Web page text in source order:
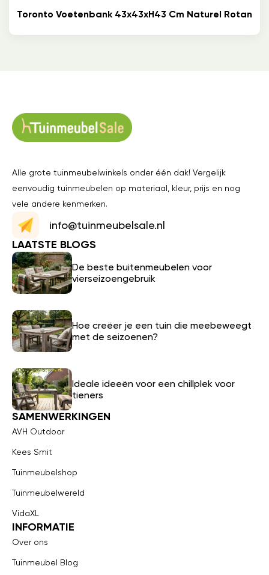
Toronto Voetenbank 43x43xH43 Cm Naturel Rotan
Alle grote tuinmeubelwinkels onder één dak! Vergelijk
eenvoudig tuinmeubelen op materiaal, kleur, prijs en nog
vele andere kenmerken.
info@tuinmeubelsale.nl
LAATSTE BLOGS
De beste buitenmeubelen voor
vierseizoengebruik
Hoe creëer je een tuin die meebeweegt
met de seizoenen?
Ideale ideeën voor een chillplek voor
tieners
SAMENWERKINGEN
AVH Outdoor
Kees Smit
Tuinmeubelshop
Tuinmeubelwereld
VidaXL
INFORMATIE
Over ons
Tuinmeubel Blog